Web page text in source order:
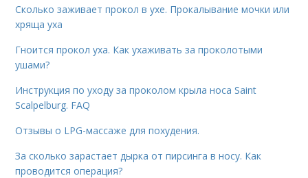
Сколько заживает прокол в ухе. Прокалывание мочки или
хряща уха
Гноится прокол уха. Как ухаживать за проколотыми
ушами?
Инструкция по уходу за проколом крыла носа Saint
Scalpelburg. FAQ
Отзывы о LPG-массаже для похудения.
За сколько зарастает дырка от пирсинга в носу. Как
проводится операция?